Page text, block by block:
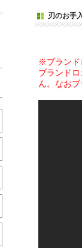
刃のお手
※ブランド
ブランド
ん。なお